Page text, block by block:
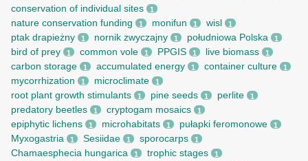
conservation of individual sites 1
nature conservation funding 1 monifun 1 wisl 1
ptak drapieżny 1 nornik zwyczajny 1 południowa Polska 1
bird of prey 1 common vole 1 PPGIS 1 live biomass 1
carbon storage 1 accumulated energy 1 container culture 1
mycorrhization 1 microclimate 1
root рlant growth stimulants 1 pine seeds 1 perlite 1
predatory beetles 1 cryptogam mosaics 1
epiphytic lichens 1 microhabitats 1 pułapki feromonowe 1
Myxogastria 1 Sesiidae 1 sporocarps 1
Chamaesphecia hungarica 1 trophic stages 1